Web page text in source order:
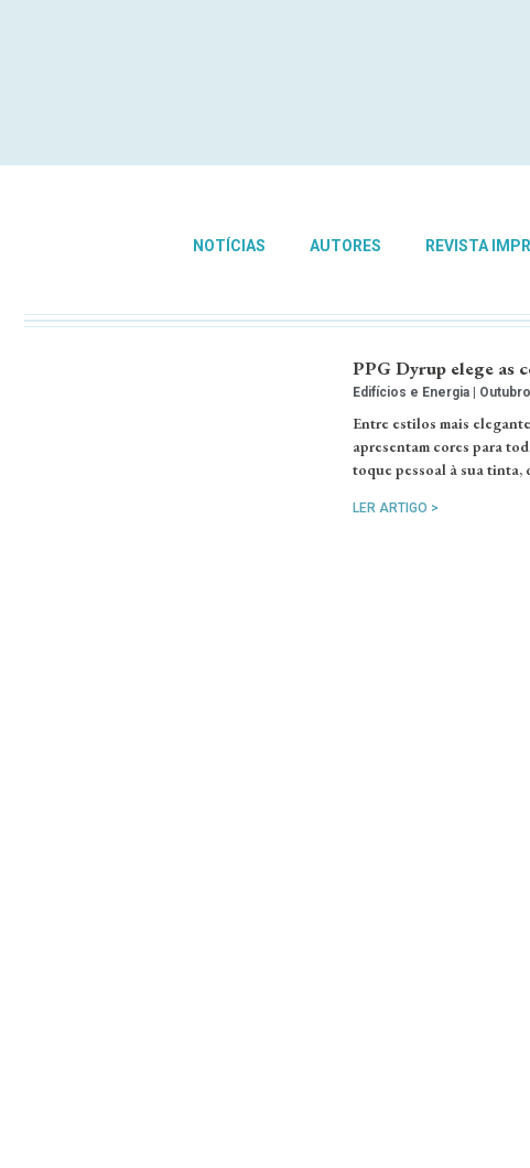
NOTÍCIAS AUTORES REVISTA
PPG Dyrup elege as
Edifícios e Energia
Entre estilos mais
apresentam cores para
toque pessoal à sua
LER ARTIGO >